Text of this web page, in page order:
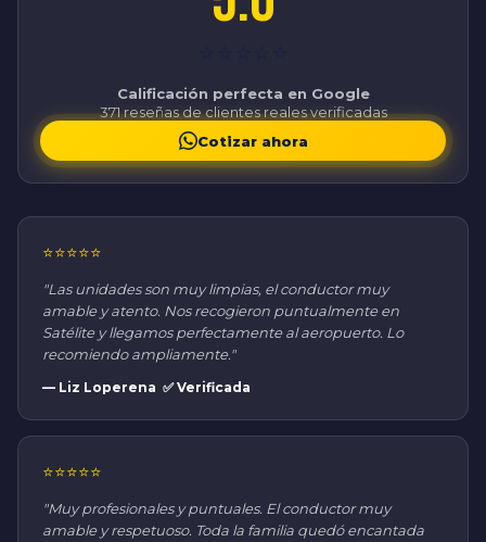
Calificación perfecta en Google
371 reseñas de clientes reales verificadas
Cotizar ahora
⭐⭐⭐⭐⭐
"Las unidades son muy limpias, el conductor muy
amable y atento. Nos recogieron puntualmente en
Satélite y llegamos perfectamente al aeropuerto. Lo
recomiendo ampliamente."
— Liz Loperena ✅ Verificada
⭐⭐⭐⭐⭐
"Muy profesionales y puntuales. El conductor muy
amable y respetuoso. Toda la familia quedó encantada